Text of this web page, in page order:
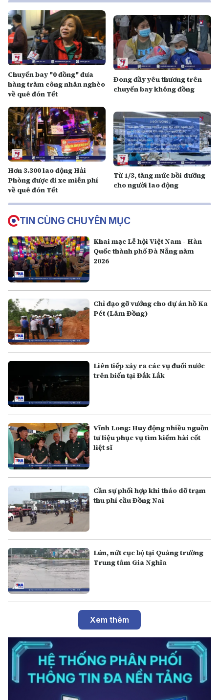
Chuyến bay "0 đồng" đưa
hàng trăm công nhân nghèo
về quê đón Tết
Đong đầy yêu thương trên
chuyến bay không đồng
Hơn 3.300 lao động Hải
Phòng được đi xe miễn phí
về quê đón Tết
Từ 1/3, tăng mức bồi dưỡng
cho người lao động
TIN CÙNG CHUYÊN MỤC
Khai mạc Lễ hội Việt Nam - Hàn
Quốc thành phố Đà Nẵng năm
2026
Chỉ đạo gỡ vướng cho dự án hồ Ka
Pét (Lâm Đồng)
Liên tiếp xảy ra các vụ đuối nước
trên biển tại Đắk Lắk
Vĩnh Long: Huy động nhiều nguồn
tư liệu phục vụ tìm kiếm hài cốt
liệt sĩ
Cần sự phối hợp khi tháo dỡ trạm
thu phí cầu Đồng Nai
Lún, nứt cục bộ tại Quảng trường
Trung tâm Gia Nghĩa
Xem thêm